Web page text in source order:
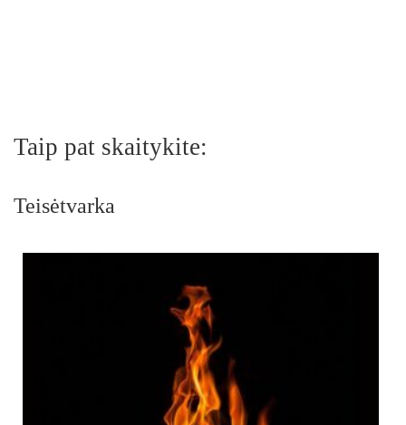
Taip pat skaitykite:
Teisėtvarka